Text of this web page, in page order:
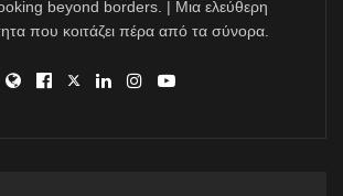
beyond borders. | Μια ελεύθερη
που κοιτάζει πέρα από τα σύνορα.